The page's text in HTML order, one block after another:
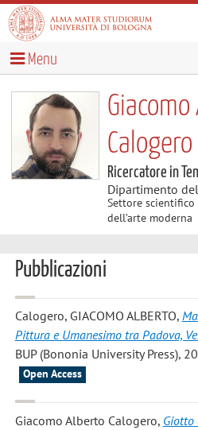
Menu
Calogero
Ricercatore in
Dipartimento
Settore scientifico
dell’arte moderna
Pubblicazioni
Calogero, GIACOMO ALBERTO,
Pittura e Umanesimo tra Padova,
BUP (Bononia University Press),
Open Access
Giacomo Alberto Calogero,